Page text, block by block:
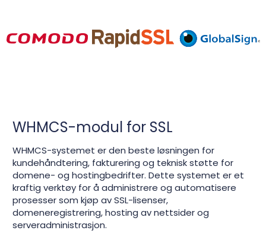
WHMCS-modul for SSL
WHMCS-systemet er den beste løsningen for
kundehåndtering, fakturering og teknisk støtte for
domene- og hostingbedrifter. Dette systemet er et
kraftig verktøy for å administrere og automatisere
prosesser som kjøp av SSL-lisenser,
domeneregistrering, hosting av nettsider og
serveradministrasjon.